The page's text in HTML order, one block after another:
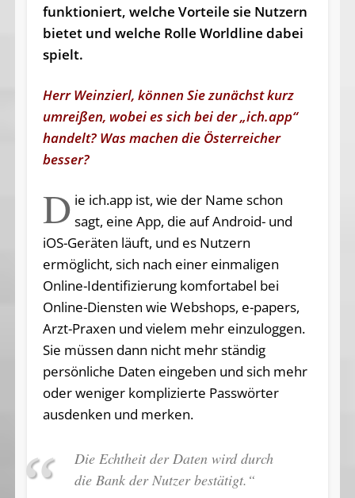
funktioniert, welche Vorteile sie Nutzern
bietet und welche Rolle Worldline dabei
spielt.
Herr Weinzierl, können Sie zunächst kurz
umreißen, wobei es sich bei der „ich.app“
handelt? Was machen die Österreicher
besser?
D ie ich.app ist, wie der Name schon
sagt, eine App, die auf Android- und
iOS-Geräten läuft, und es Nutzern
ermöglicht, sich nach einer einmaligen
Online-Identifizierung komfortabel bei
Online-Diensten wie Webshops, e-papers,
Arzt-Praxen und vielem mehr einzuloggen.
Sie müssen dann nicht mehr ständig
persönliche Daten eingeben und sich mehr
oder weniger komplizierte Passwörter
ausdenken und merken.
Die Echtheit der Daten wird durch
die Bank der Nutzer bestätigt.“